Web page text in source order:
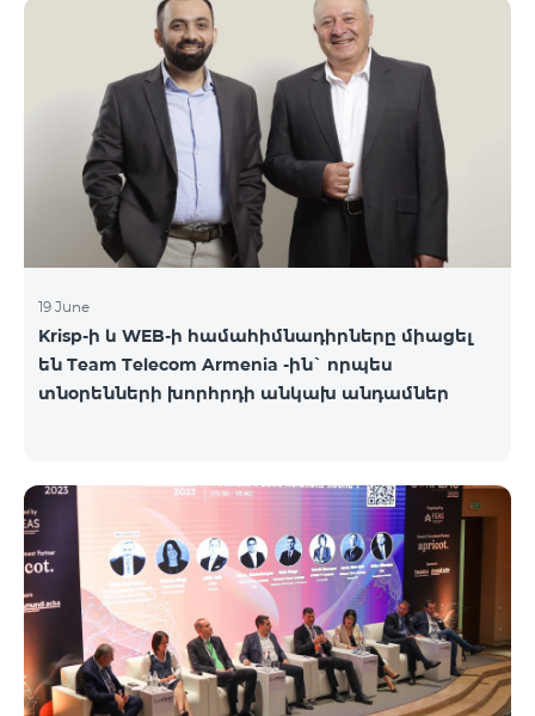
19 June
Krisp-ի և WEB-ի համահիմնադիրները միացել
են Team Telecom Armenia -ին` որպես
տնօրենների խորհրդի անկախ անդամներ